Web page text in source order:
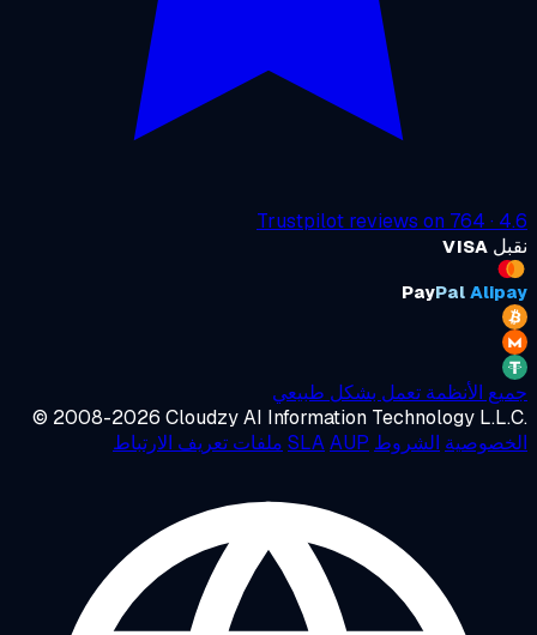
·
764
reviews on
Trustpilot
VISA
PayPal
الأنظمة تعمل بشكل طبيعي
© 2008-2026 Cloudzy AI Information Technology
الشروط SLAAUP ملفات تعريف الارتباط